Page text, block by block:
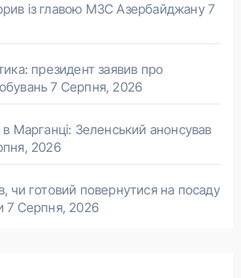
із главою МЗС Азербайджану 7
президент заявив про
7 Серпня, 2026
в Марганці: Зеленський анонсував
2026
чи готовий повернутися на посаду
7 Серпня, 2026